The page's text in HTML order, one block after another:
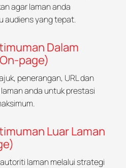
agar laman anda
audiens yang tepat.
Dalam
page)
penerangan, URL dan
anda untuk prestasi
Luar Laman
laman melalui strategi